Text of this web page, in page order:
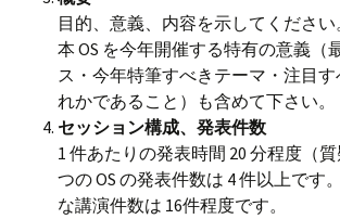
目的、意義、内容を示してください
本 OS を今年開催する特有の意義（
ス・今年特筆すべきテーマ・注目
れかであること）も含めて下さい。
セッション構成、発表件数
1 件あたりの発表時間 20 分程度（
つの OS の発表件数は 4 件以上です
な講演件数は 16件程度です。